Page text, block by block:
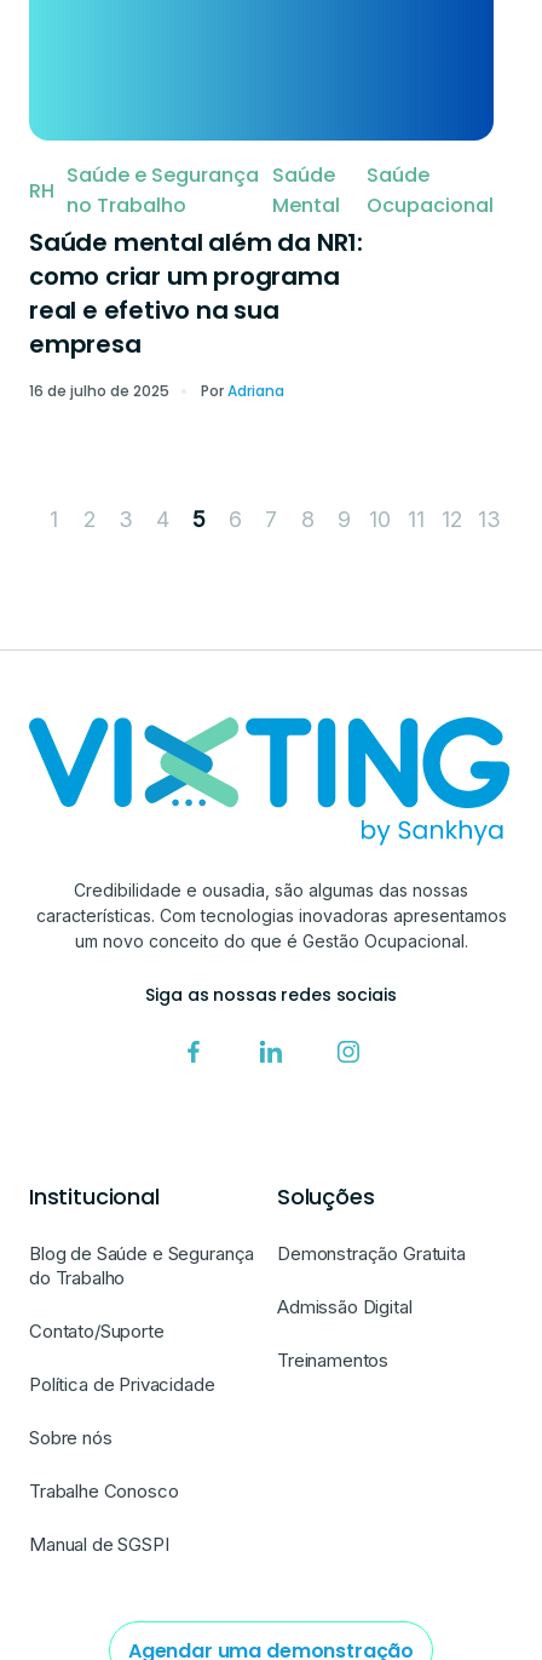
RH
Saúde e Segurança
no Trabalho
Saúde
Mental
Saúde
Ocupacional
Saúde mental além da NR1:
como criar um programa
real e efetivo na sua
empresa
16 de julho de 2025 PorAdriana
1 2 3 4 5 6 7 8 9 10 11 12 13
Credibilidade e ousadia, são algumas das nossas
características. Com tecnologias inovadoras apresentamos
um novo conceito do que é Gestão Ocupacional.
Siga as nossas redes sociais
Institucional
Blog de Saúde e Segurança
do Trabalho
Contato/Suporte
Política de Privacidade
Sobre nós
Trabalhe Conosco
Manual de SGSPI
Soluções
Demonstração Gratuita
Admissão Digital
Treinamentos
Agendar uma demonstração